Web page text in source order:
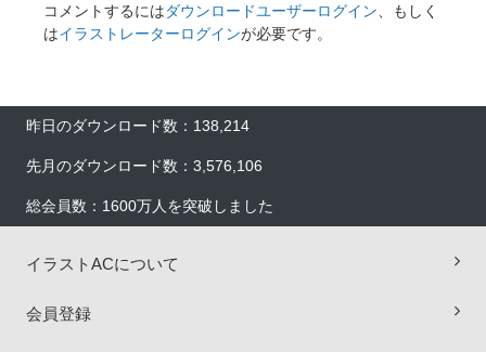
コメントするにはダウンロードユーザーログイン 、もしく
はイラストレーターログインが必要です。
昨日のダウンロード数：138,214
先月のダウンロード数：3,576,106
総会員数：1600万人を突破しました
イラストACについて
会員登録